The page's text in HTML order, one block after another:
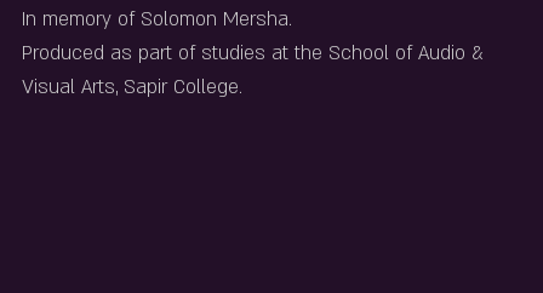
In memory of Solomon Mersha.
Produced as part of studies at the School of Audio &
Visual Arts, Sapir College.